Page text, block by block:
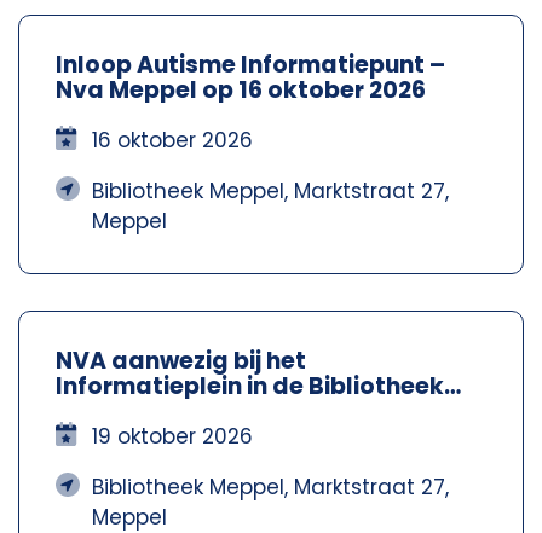
Inloop Autisme Informatiepunt –
Nva Meppel op 16 oktober 2026
16 oktober 2026
Bibliotheek Meppel, Marktstraat 27,
Meppel
NVA aanwezig bij het
Informatieplein in de Bibliotheek
Meppel
19 oktober 2026
Bibliotheek Meppel, Marktstraat 27,
Meppel